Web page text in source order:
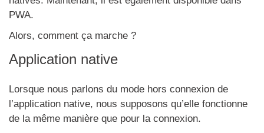
PWA.
Alors, comment ça marche ?
Application native
Lorsque nous parlons du mode hors connexion de
l’application native, nous supposons qu’elle fonctionne
de la même manière que pour la connexion.